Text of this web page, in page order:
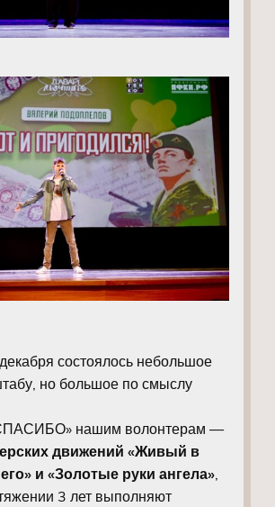
состоялось небольшое
но большое по смыслу
нашим волонтерам —
движений «Живый в
и «Золотые руки ангела»,
3 лет выполняют